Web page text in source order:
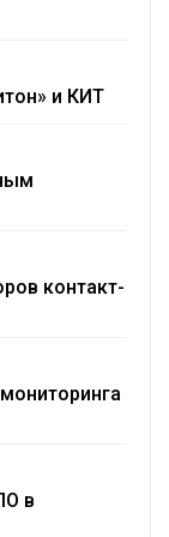
и КИТ
контакт-
в